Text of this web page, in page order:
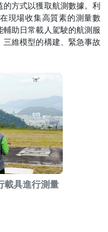
方式以獲取航測數據。利
現場收集高質素的測量數
助日常載人駕駛的航測服
維模型的構建、緊急事故
載具進行測量